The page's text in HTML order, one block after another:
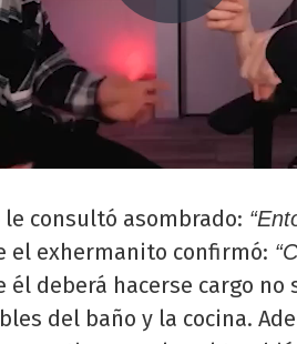
le consultó asombrado:
el exhermanito confirmó:
él deberá hacerse cargo no
del baño y la cocina.